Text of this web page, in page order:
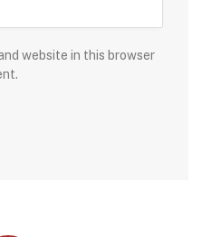
website in this browser